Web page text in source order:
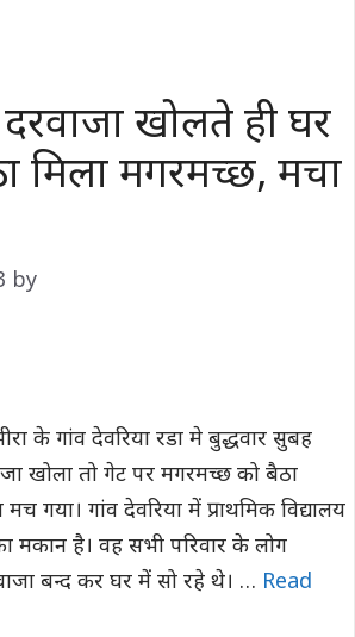
खोलते ही घर
मिला मगरमच्छ, मचा
by
के गांव देवरिया रडा मे बुद्धवार सुबह
खोला तो गेट पर मगरमच्छ को बैठा
गया। गांव देवरिया में प्राथमिक विद्यालय
मकान है। वह सभी परिवार के लोग
बन्द कर घर में सो रहे थे। … Read